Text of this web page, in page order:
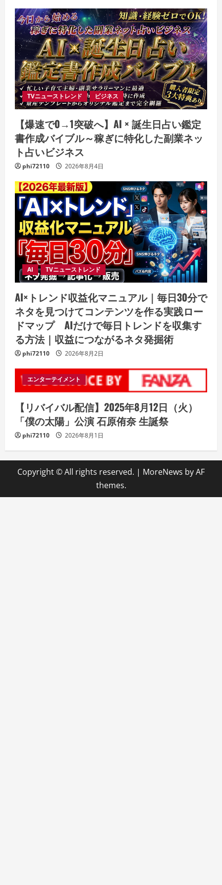
TVニューストレンド ビジネス
【爆速で0→1突破へ】AI × 誕生日占い鑑定
書作成バイブル～稼ぎに特化した副業ネッ
ト占いビジネス
phi72110 2026年8月4日
AI TVニューストレンド
AI×トレンド収益化マニュアル｜毎日30分で
ネタを見つけてコンテンツを作る実践ロー
ドマップ AIだけで毎日トレンドを収集す
る方法｜収益につながるネタ発掘術
phi72110 2026年8月2日
エンターテイメント
【リバイバル配信】2025年8月12日（火）
「僕の太陽」公演 石原侑奈 生誕祭
phi72110 2026年8月1日
Copyright © All rights reserved. | MoreNews by AF
themes.